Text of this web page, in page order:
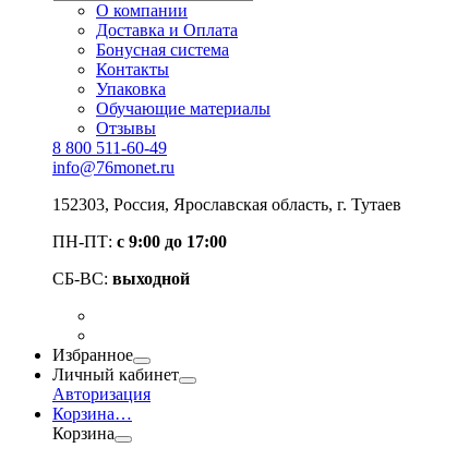
О компании
Доставка и Оплата
Бонусная система
Контакты
Упаковка
Обучающие материалы
Отзывы
8 800 511-60-49
info@76monet.ru
152303, Россия, Ярославская область, г. Тутаев
ПН-ПТ: с 9:00 до 17:00
СБ-ВС: выходной
Избранное
Личный кабинет
Авторизация
Корзина…
Корзина